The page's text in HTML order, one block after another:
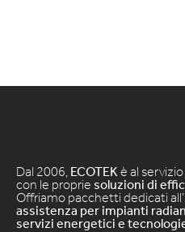
Dal 2006, ECOTEK è al
con le proprie soluzioni di
Offriamo pacchetti dedicati all’
assistenza per impianti
servizi energetici e